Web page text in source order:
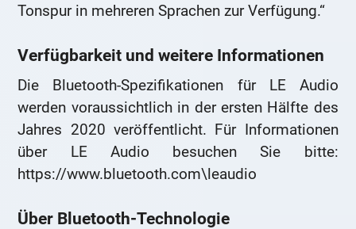
Tonspur in mehreren Sprachen zur Verfügung.“
Verfügbarkeit und weitere Informationen
Die Bluetooth-Spezifikationen für LE Audio
werden voraussichtlich in der ersten Hälfte des
Jahres 2020 veröffentlicht. Für Informationen
über LE Audio besuchen Sie bitte:
https://www.bluetooth.com\leaudio
Über Bluetooth-Technologie